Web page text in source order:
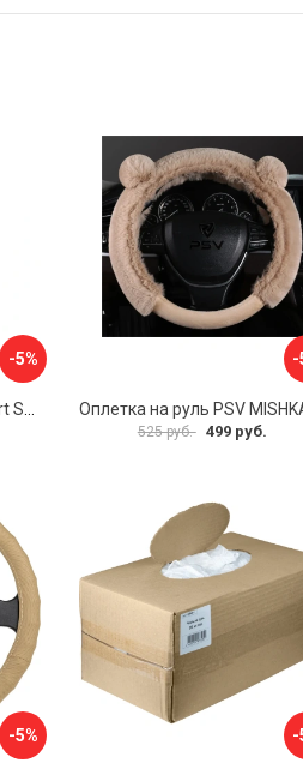
-5% -
525 руб. 499 руб.
-5% -